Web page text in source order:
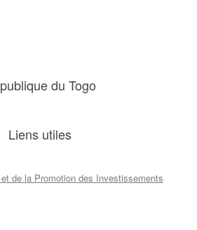
du Togo
Liens utiles
de la Promotion des Investissements